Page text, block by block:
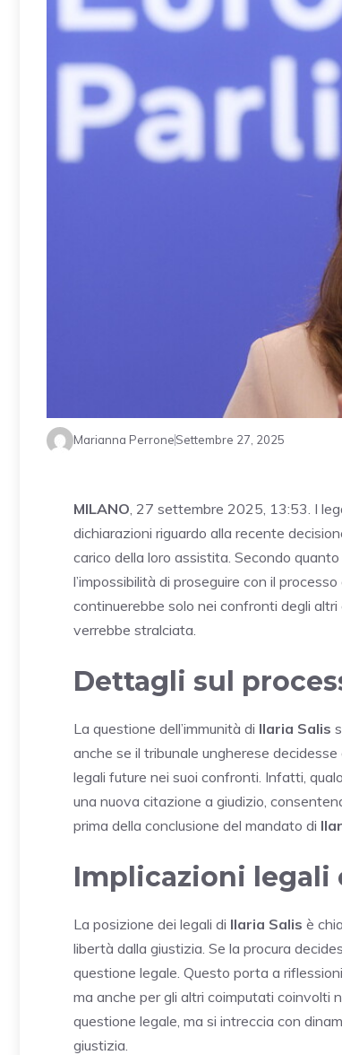
Marianna PerroneSettembre 27, 2025
MILANO , 27 settembre 2025, 13:53. I
dichiarazioni riguardo alla recente
carico della loro assistita. Secondo
l’impossibilità di proseguire con il
continuerebbe solo nei confronti degli
verrebbe stralciata.
Dettagli sul
La questione dell’immunità di Ilaria Salis
anche se il tribunale ungherese
legali future nei suoi confronti. Infatti,
una nuova citazione a giudizio,
prima della conclusione del mandato di
Implicazioni legali
La posizione dei legali di Ilaria Salis è
libertà dalla giustizia. Se la procura
questione legale. Questo porta a
ma anche per gli altri coimputati coinvolti
questione legale, ma si intreccia con
giustizia.